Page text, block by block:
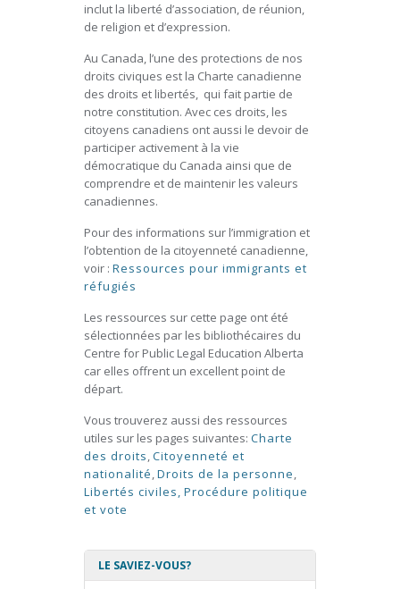
inclut la liberté d’association, de réunion,
de religion et d’expression.
Au Canada, l’une des protections de nos
droits civiques est la Charte canadienne
des droits et libertés, qui fait partie de
notre constitution. Avec ces droits, les
citoyens canadiens ont aussi le devoir de
participer activement à la vie
démocratique du Canada ainsi que de
comprendre et de maintenir les valeurs
canadiennes.
Pour des informations sur l’immigration et
l’obtention de la citoyenneté canadienne,
voir : Ressources pour immigrants et
réfugiés
Les ressources sur cette page ont été
sélectionnées par les bibliothécaires du
Centre for Public Legal Education Alberta
car elles offrent un excellent point de
départ.
Vous trouverez aussi des ressources
utiles sur les pages suivantes: Charte
des droits,Citoyenneté et
nationalité,Droits de la personne,
Libertés civiles, Procédure politique
et vote
LE SAVIEZ-VOUS?